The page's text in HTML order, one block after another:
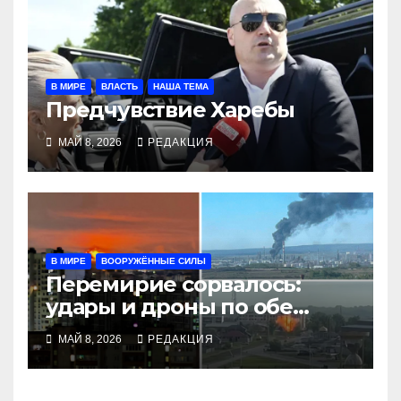
В МИРЕ ВЛАСТЬ НАША ТЕМА
Предчувствие Харебы
МАЙ 8, 2026 РЕДАКЦИЯ
В МИРЕ ВООРУЖЁННЫЕ СИЛЫ
Перемирие сорвалось:
удары и дроны по обе
стороны
МАЙ 8, 2026 РЕДАКЦИЯ